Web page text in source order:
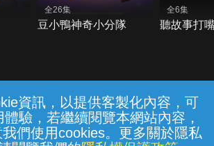
資訊，以提供客製化內容，可
驗，若繼續閱覽本網站內容，
們使用cookies。更多關於隱私
全26集
豆小鴨神奇小分隊
全6集
聽故事打
上客服 服務條款 隱私權保護
{{notifyMsg}}